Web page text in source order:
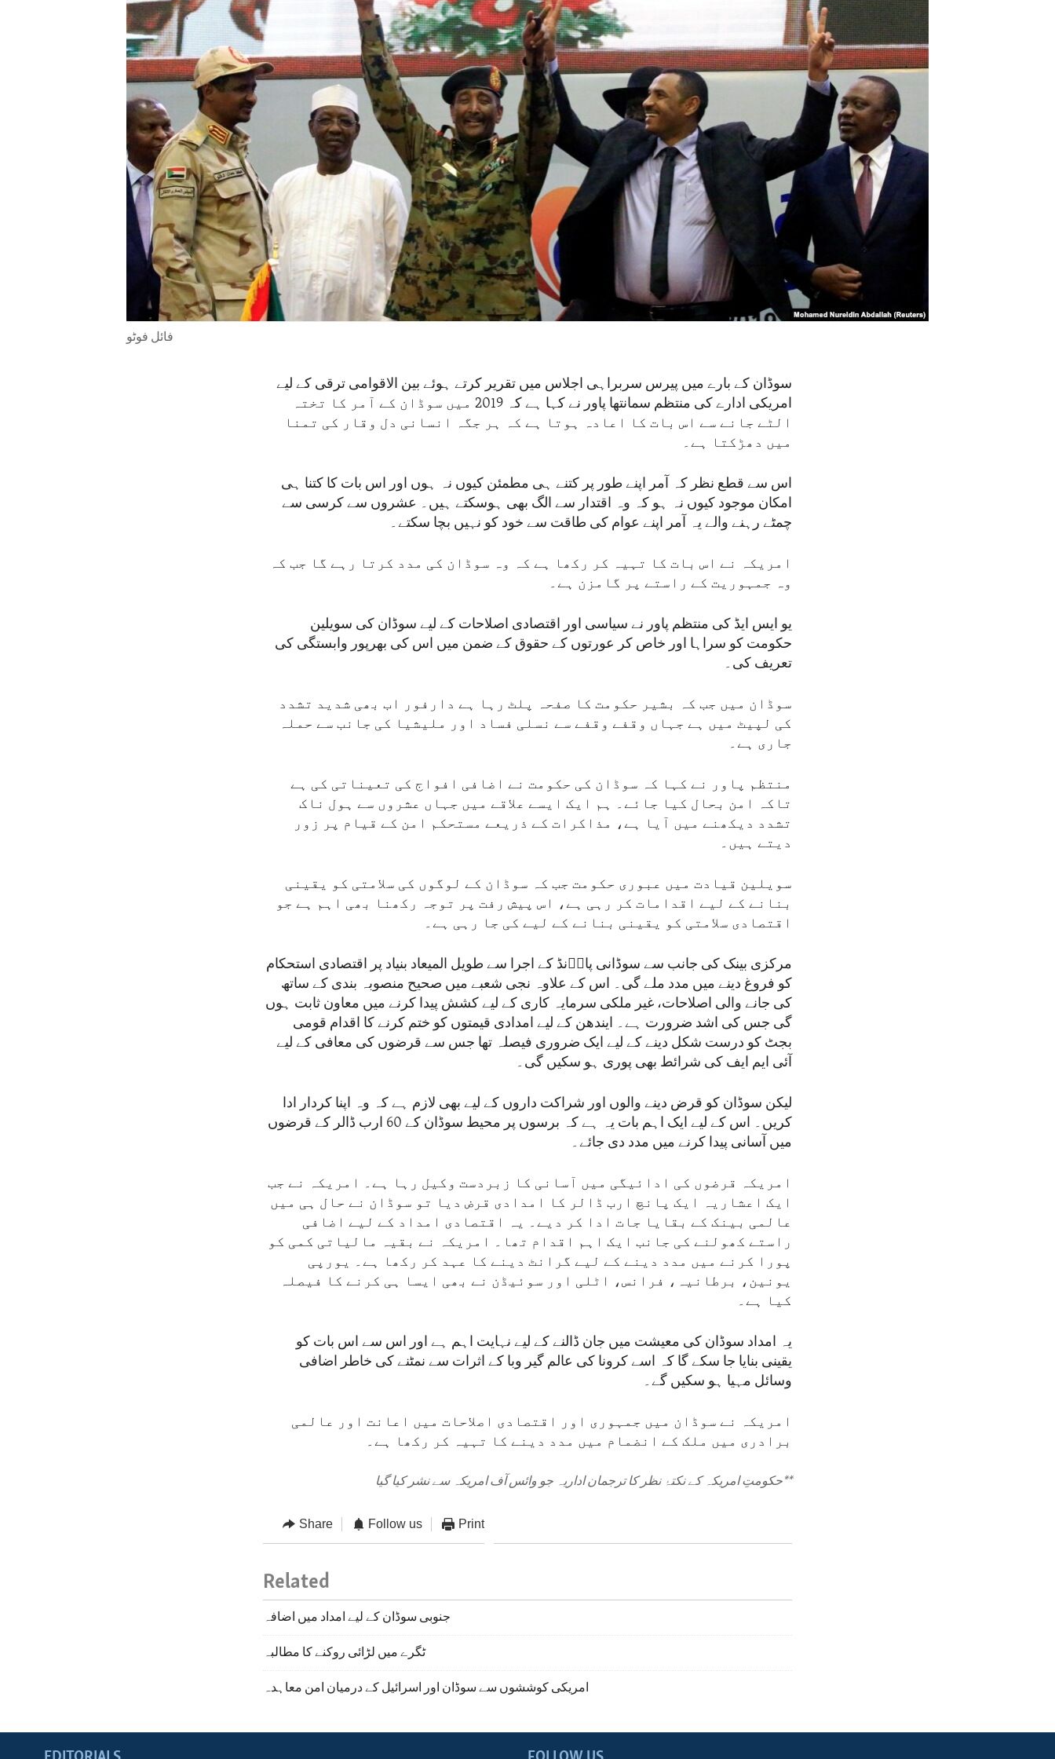
IDEALS AND INSTITUTIONS
فائل فوٹو
سوڈان کے بارے میں پیرس سربراہی اجلاس میں تقریر کرتے ہوئے بین الاقوامی ترقی کے لیے
امریکی ادارے کی منتظم سمانتھا پاور نے کہا ہے کہ 2019 میں سوڈان کے آمر کا تختہ
الٹے جانے سے اس بات کا اعادہ ہوتا ہے کہ ہر جگہ انسانی دل وقار کی تمنا
میں دھڑکتا ہے۔
اس سے قطع نظر کہ آمر اپنے طور پر کتنے ہی مطمئن کیوں نہ ہوں اور اس بات کا کتنا ہی
امکان موجود کیوں نہ ہو کہ وہ اقتدار سے الگ بھی ہوسکتے ہیں۔ عشروں سے کرسی سے
چمٹے رہنے والے یہ آمر اپنے عوام کی طاقت سے خود کو نہیں بچا سکتے۔
امریکہ نے اس بات کا تہیہ کر رکھا ہے کہ وہ سوڈان کی مدد کرتا رہے گا جب کہ
وہ جمہوریت کے راستے پر گامزن ہے۔
یو ایس ایڈ کی منتظم پاور نے سیاسی اور اقتصادی اصلاحات کے لیے سوڈان کی سویلین
حکومت کو سراہا اور خاص کر عورتوں کے حقوق کے ضمن میں اس کی بھرپور وابستگی کی
تعریف کی۔
سوڈان میں جب کہ بشیر حکومت کا صفحہ پلٹ رہا ہے دارفور اب بھی شدید تشدد
کی لپیٹ میں ہے جہاں وقفے وقفے سے نسلی فساد اور ملیشیا کی جانب سے حملہ
جاری ہے۔
منتظم پاور نے کہا کہ سوڈان کی حکومت نے اضافی افواج کی تعیناتی کی ہے
تاکہ امن بحال کیا جائے۔ ہم ایک ایسے علاقے میں جہاں عشروں سے ہول ناک
تشدد دیکھنے میں آیا ہے، مذاکرات کے ذریعے مستحکم امن کے قیام پر زور
دیتے ہیں۔
سویلین قیادت میں عبوری حکومت جب کہ سوڈان کے لوگوں کی سلامتی کو یقینی
بنانے کے لیے اقدامات کر رہی ہے، اس پیش رفت پر توجہ رکھنا بھی اہم ہے جو
اقتصادی سلامتی کو یقینی بنانے کے لیے کی جا رہی ہے۔
مرکزی بینک کی جانب سے سوڈانی پاوؑنڈ کے اجرا سے طویل المیعاد بنیاد پر اقتصادی استحکام
کو فروغ دینے میں مدد ملے گی۔ اس کے علاوہ نجی شعبے میں صحیح منصوبہ بندی کے ساتھ
کی جانے والی اصلاحات، غیر ملکی سرمایہ کاری کے لیے کشش پیدا کرنے میں معاون ثابت ہوں
گی جس کی اشد ضرورت ہے۔ ایندھن کے لیے امدادی قیمتوں کو ختم کرنے کا اقدام قومی
بجٹ کو درست شکل دینے کے لیے ایک ضروری فیصلہ تھا جس سے قرضوں کی معافی کے لیے
آئی ایم ایف کی شرائط بھی پوری ہو سکیں گی۔
لیکن سوڈان کو قرض دینے والوں اور شراکت داروں کے لیے بھی لازم ہے کہ وہ اپنا کردار ادا
کریں۔ اس کے لیے ایک اہم بات یہ ہے کہ برسوں پر محیط سوڈان کے 60 ارب ڈالر کے قرضوں
میں آسانی پیدا کرنے میں مدد دی جائے۔
امریکہ قرضوں کی ادائیگی میں آسانی کا زبردست وکیل رہا ہے۔ امریکہ نے جب
ایک اعشاریہ ایک پانچ ارب ڈالر کا امدادی قرض دیا تو سوڈان نے حال ہی میں
عالمی بینک کے بقایا جات ادا کر دیے۔ یہ اقتصادی امداد کے لیے اضافی
راستے کھولنے کی جانب ایک اہم اقدام تھا۔ امریکہ نے بقیہ مالیاتی کمی کو
پورا کرنے میں مدد دینے کے لیے گرانٹ دینے کا عہد کر رکھا ہے۔ یورپی
یونین، برطانیہ، فرانس، اٹلی اور سوئیڈن نے بھی ایسا ہی کرنے کا فیصلہ
کیا ہے۔
یہ امداد سوڈان کی معیشت میں جان ڈالنے کے لیے نہایت اہم ہے اور اس سے اس بات کو
یقینی بنایا جا سکے گا کہ اسے کرونا کی عالم گیر وبا کے اثرات سے نمٹنے کی خاطر اضافی
وسائل مہیا ہو سکیں گے۔
امریکہ نے سوڈان میں جمہوری اور اقتصادی اصلاحات میں اعانت اور عالمی
برادری میں ملک کے انضمام میں مدد دینے کا تہیہ کر رکھا ہے۔
حکومتِ امریکہ کے نکتۂ نظر کا ترجمان اداریہ جو وائس آف امریکہ سے نشر کیا گیا**
Share Follow us Print
Related
جنوبی سوڈان کے لیے امداد میں اضافہ
ٹگرے میں لڑائی روکنے کا مطالبہ
امریکی کوششوں سے سوڈان اور اسرائیل کے درمیان امن معاہدہ